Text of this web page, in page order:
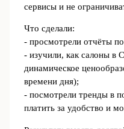
сервисы и не
Что сделали:
- просмотрели отчёты
- изучили, как салоны
динамическое
времени дня);
- посмотрели тренды в
платить за удобство и